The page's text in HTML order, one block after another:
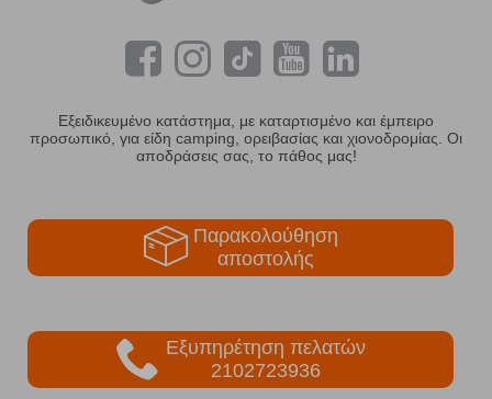
Εξειδικευμένο κατάστημα, με καταρτισμένο και έμπειρο
προσωπικό, για είδη camping, ορειβασίας και χιονοδρομίας. Οι
αποδράσεις σας, το πάθος μας!
Παρακολούθηση
αποστολής
Εξυπηρέτηση πελατών
2102723936